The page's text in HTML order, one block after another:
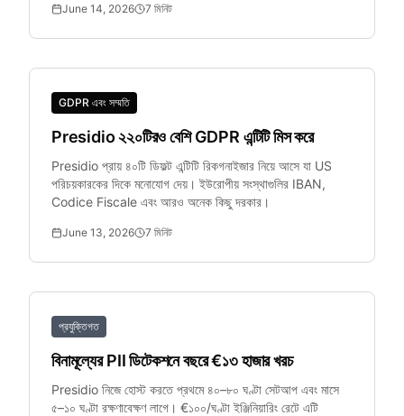
June 14, 2026 7 মিনিট
GDPR এবং সম্মতি
Presidio ২২০টিরও বেশি GDPR এন্টিটি মিস করে
Presidio প্রায় ৪০টি ডিফল্ট এন্টিটি রিকগনাইজার নিয়ে আসে যা US
পরিচয়কারকের দিকে মনোযোগ দেয়। ইউরোপীয় সংস্থাগুলির IBAN,
Codice Fiscale এবং আরও অনেক কিছু দরকার।
June 13, 2026 7 মিনিট
প্রযুক্তিগত
বিনামূল্যের PII ডিটেকশনে বছরে €১৩ হাজার খরচ
Presidio নিজে হোস্ট করতে প্রথমে ৪০–৮০ ঘণ্টা সেটআপ এবং মাসে
৫–১০ ঘণ্টা রক্ষণাবেক্ষণ লাগে। €১০০/ঘণ্টা ইঞ্জিনিয়ারিং রেটে এটি